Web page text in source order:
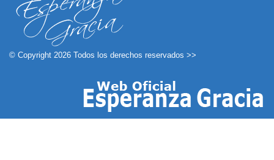
© Copyright 2026 Todos los derechos reservados >>